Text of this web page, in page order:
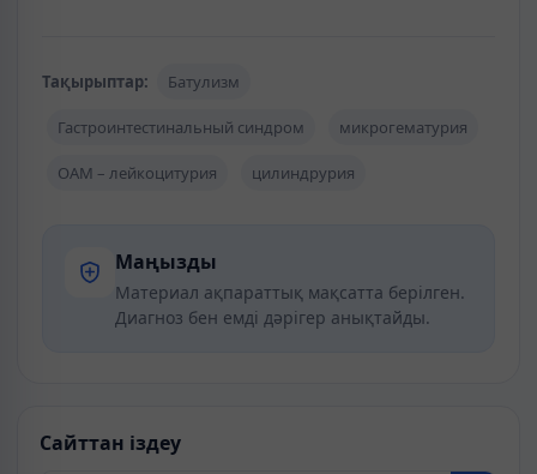
Тақырыптар: Батулизм
Гастроинтестинальный синдром микрогематурия
ОАМ – лейкоцитурия цилиндрурия
Маңызды
Материал ақпараттық мақсатта берілген.
Диагноз бен емді дәрігер анықтайды.
Сайттан іздеу